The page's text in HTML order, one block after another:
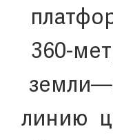
360-
линию